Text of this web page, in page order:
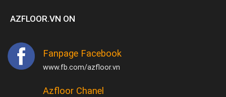
AZFLOOR.VN ON
Fanpage Facebook
www.fb.com/azfloor.vn
Azfloor Chanel